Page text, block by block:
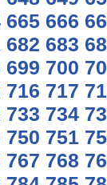
665 666
682 683
699 700
716 717
733 734
750 751
767 768